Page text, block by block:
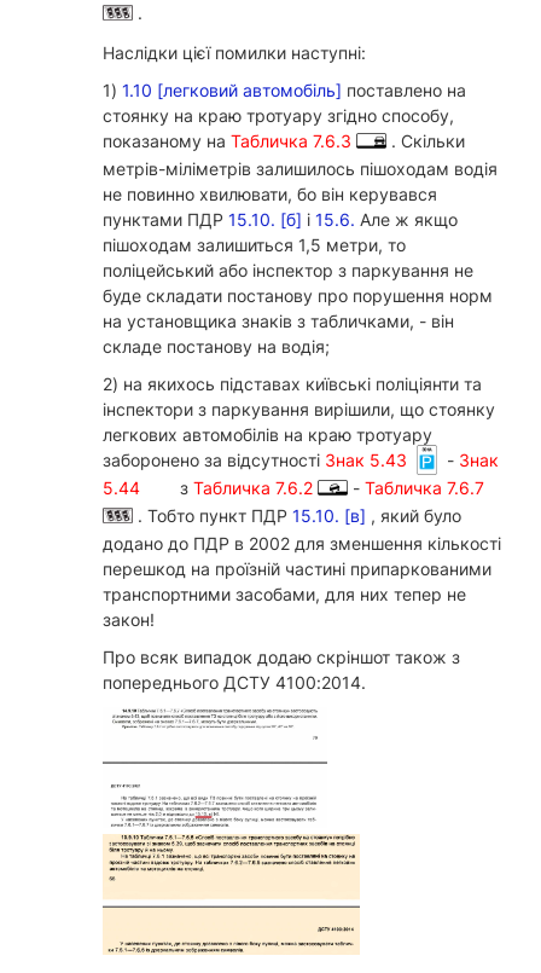
.
Наслідки цієї помилки наступні:
1) 1.10 [легковий автомобіль] поставлено на
стоянку на краю тротуару згідно способу,
показаному на Табличка 7.6.3
. Скільки
метрів-міліметрів залишилось пішоходам водія
не повинно хвилювати, бо він керувався
пунктами ПДР 15.10. [б] і 15.6. Але ж якщо
пішоходам залишиться 1,5 метри, то
поліцейський або інспектор з паркування не
буде складати постанову про порушення норм
на установщика знаків з табличками, - він
складе постанову на водія;
2) на якихось підставах київські поліціянти та
інспектори з паркування вирішили, що стоянку
легкових автомобілів на краю тротуару
заборонено за відсутності Знак 5.43 - Знак
5.44
з Табличка 7.6.2 - Табличка 7.6.7
. Тобто пункт ПДР 15.10. [в] , який було
додано до ПДР в 2002 для зменшення кількості
перешкод на проїзній частині припаркованими
транспортними засобами, для них тепер не
закон!
Про всяк випадок додаю скріншот також з
попереднього ДСТУ 4100:2014.